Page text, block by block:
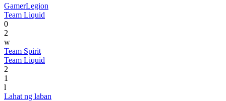
GamerLegion
Team Liquid
0
2
w
Team Spirit
Team Liquid
2
1
l
Lahat ng laban